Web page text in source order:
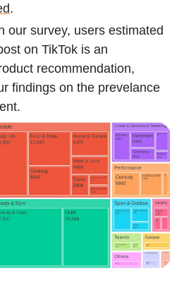
.
our survey, users estimated
on TikTok is an
recommendation,
findings on the prevelance